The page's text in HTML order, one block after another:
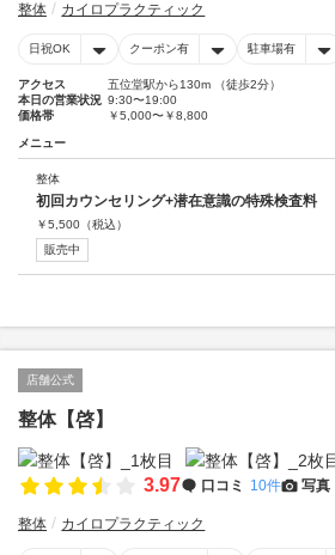
整体 カイロプラクティック
日祝OK クーポン有 駐車場有
アクセス
五位堂駅から130m （徒歩2分）
本日の営業状況 9:30〜19:00
価格帯
￥5,000〜￥8,800
メニュー
整体
初回カウンセリング+潜在意識の特殊検査料
￥5,500 （税込）
販売中
店舗公式
整体【啓】
3.97 口コミ 10件 写真
整体 カイロプラクティック